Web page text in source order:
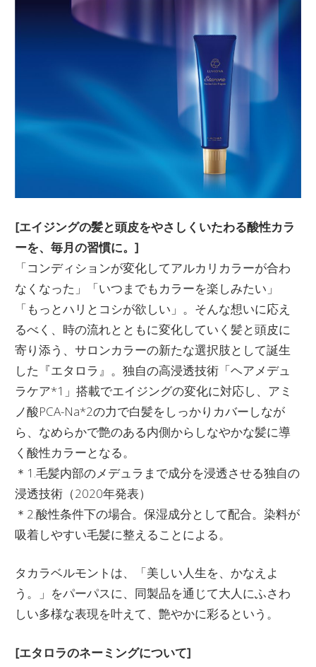
[エイジングの髪と頭皮をやさしくいたわる酸性カラ
ーを、毎月の習慣に。]
「コンディションが変化してアルカリカラーが合わ
なくなった」「いつまでもカラーを楽しみたい」
「もっとハリとコシが欲しい」。そんな想いに応え
るべく、時の流れとともに変化していく髪と頭皮に
寄り添う、サロンカラーの新たな選択肢として誕生
した『エタロラ』。独自の高浸透技術「ヘアメデュ
ラケア*1」搭載でエイジングの変化に対応し、アミ
ノ酸PCA-Na*2の力で白髪をしっかりカバーしなが
ら、なめらかで艶のある内側からしなやかな髪に導
く酸性カラーとなる。
＊1.毛髪内部のメデュラまで成分を浸透させる独自の
浸透技術（2020年発表）
＊2.酸性条件下の場合。保湿成分として配合。染料が
吸着しやすい毛髪に整えることによる。
タカラベルモントは、「美しい人生を、かなえよ
う。」をパーパスに、同製品を通じて大人にふさわ
しい多様な表現を叶えて、艶やかに彩るという。
[エタロラのネーミングについて]